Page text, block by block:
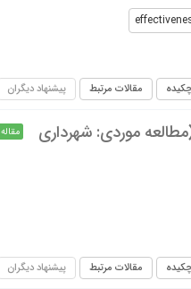
مقالات مرتبط پیشنهاد دیگران
موردی: شهرداری
مقاله
مقالات مرتبط پیشنهاد دیگران